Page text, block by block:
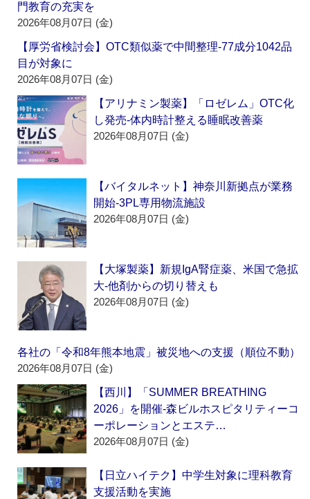
門教育の充実を
2026年08月07日 (金)
【厚労省検討会】OTC類似薬で中間整理‐77成分1042品
目が対象に
2026年08月07日 (金)
【アリナミン製薬】「ロゼレム」OTC化
し発売‐体内時計整える睡眠改善薬
2026年08月07日 (金)
【バイタルネット】神奈川新拠点が業務
開始‐3PL専用物流施設
2026年08月07日 (金)
【大塚製薬】新規IgA腎症薬、米国で急拡
大‐他剤からの切り替えも
2026年08月07日 (金)
各社の「令和8年熊本地震」被災地への支援（順位不動）
2026年08月07日 (金)
【西川】「SUMMER BREATHING
2026」を開催‐森ビルホスピタリティーコ
ーポレーションとエステ…
2026年08月07日 (金)
【日立ハイテク】中学生対象に理科教育
支援活動を実施